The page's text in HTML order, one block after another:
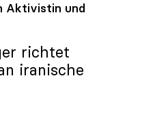
Aktivistin und
richtet
iranische